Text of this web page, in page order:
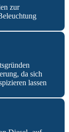
zur
da sich
lassen